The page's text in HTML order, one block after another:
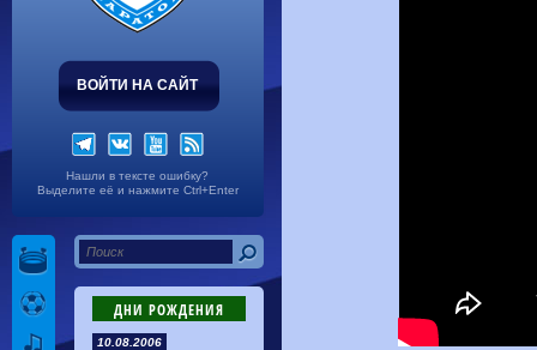
ВОЙТИ НА САЙТ
Нашли в тексте ошибку?
Выделите её и нажмите Ctrl+Enter
ДНИ РОЖДЕНИЯ
10.08.2006